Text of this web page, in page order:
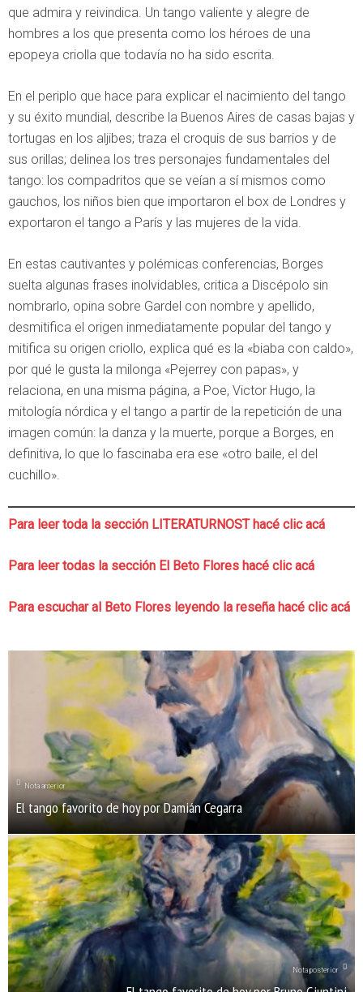
que admira y reivindica. Un tango valiente y alegre de
hombres a los que presenta como los héroes de una
epopeya criolla que todavía no ha sido escrita.
En el periplo que hace para explicar el nacimiento del tango
y su éxito mundial, describe la Buenos Aires de casas bajas y
tortugas en los aljibes; traza el croquis de sus barrios y de
sus orillas; delinea los tres personajes fundamentales del
tango: los compadritos que se veían a sí mismos como
gauchos, los niños bien que importaron el box de Londres y
exportaron el tango a París y las mujeres de la vida.
En estas cautivantes y polémicas conferencias, Borges
suelta algunas frases inolvidables, critica a Discépolo sin
nombrarlo, opina sobre Gardel con nombre y apellido,
desmitifica el origen inmediatamente popular del tango y
mitifica su origen criollo, explica qué es la «biaba con caldo»,
por qué le gusta la milonga «Pejerrey con papas», y
relaciona, en una misma página, a Poe, Victor Hugo, la
mitología nórdica y el tango a partir de la repetición de una
imagen común: la danza y la muerte, porque a Borges, en
definitiva, lo que lo fascinaba era ese «otro baile, el del
cuchillo».
Para leer toda la sección LITERATURNOST hacé clic acá
Para leer todas la sección El Beto Flores hacé clic acá
Para escuchar al Beto Flores leyendo la reseña hacé clic acá
Nota anterior
El tango favorito de hoy por Damián Cegarra
Nota posterior